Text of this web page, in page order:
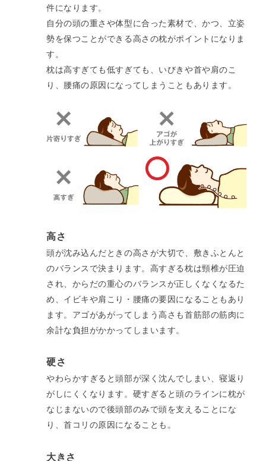
件になります。​
自分の頭の重さや体型に合った素材で、かつ、立姿
勢を保つことができる高さの枕がポイントになりま
す。​​
枕は高すぎても低すぎても、いびきや首や肩のこ
り、腰痛の原因になってしまうこともあります。
高さ
頭が沈み込んだときの高さが大切で、敷きふとんと
のバランスで決まります。高すぎる枕は頸椎が圧迫
され、からだの重心のバランスが正しくなくなるた
め、イビキや肩こり・腰痛の要因になることもあり
ます。アゴがあがってしまう高さも首筋部の筋肉に
余計な負担がかかってしまいます。
硬さ
やわらかすぎると頭部が深く沈んでしまい、寝返り
がしにくくなります。硬すぎると頭のラインに枕が
なじまないので後頭部のみで頭を支えることにな
り、首コリの原因になることも。
​大きさ